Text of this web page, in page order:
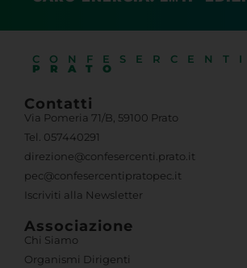
CONFESERCENTI
PRATO
Contatti
Via Pomeria 71/B, 59100 Prato
Tel. 057440291
direzione@confesercenti.prato.it
pec@confesercentipratopec.it
Iscriviti alla Newsletter
Associazione
Chi Siamo
Organismi Dirigenti